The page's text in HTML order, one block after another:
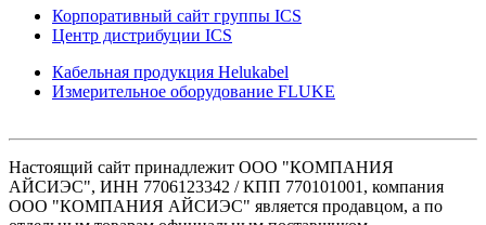
Корпоративный сайт группы ICS
Центр дистрибуции ICS
Кабельная продукция Helukabel
Измерительное оборудование FLUKE
Настоящий сайт принадлежит ООО "КОМПАНИЯ
АЙСИЭС", ИНН 7706123342 / КПП 770101001, компания
ООО "КОМПАНИЯ АЙСИЭС" является продавцом, а по